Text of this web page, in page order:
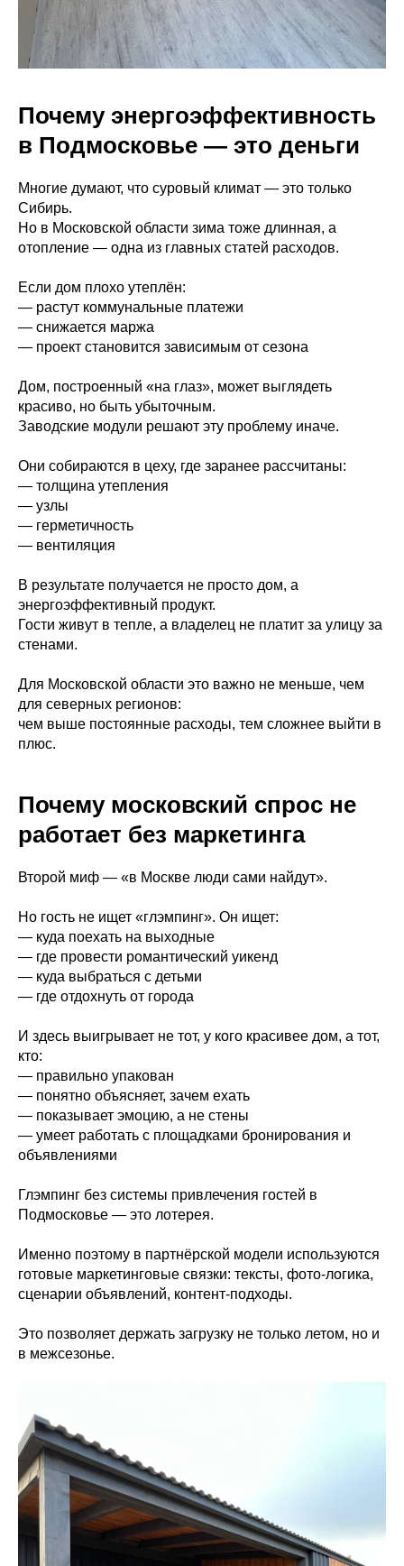
Почему энергоэффективность
в Подмосковье — это деньги
Многие думают, что суровый климат — это только
Сибирь.
Но в Московской области зима тоже длинная, а
отопление — одна из главных статей расходов.
Если дом плохо утеплён:
— растут коммунальные платежи
— снижается маржа
— проект становится зависимым от сезона
Дом, построенный «на глаз», может выглядеть
красиво, но быть убыточным.
Заводские модули решают эту проблему иначе.
Они собираются в цеху, где заранее рассчитаны:
— толщина утепления
— узлы
— герметичность
— вентиляция
В результате получается не просто дом, а
энергоэффективный продукт.
Гости живут в тепле, а владелец не платит за улицу за
стенами.
Для Московской области это важно не меньше, чем
для северных регионов:
чем выше постоянные расходы, тем сложнее выйти в
плюс.
Почему московский спрос не
работает без маркетинга
Второй миф — «в Москве люди сами найдут».
Но гость не ищет «глэмпинг». Он ищет:
— куда поехать на выходные
— где провести романтический уикенд
— куда выбраться с детьми
— где отдохнуть от города
И здесь выигрывает не тот, у кого красивее дом, а тот,
кто:
— правильно упакован
— понятно объясняет, зачем ехать
— показывает эмоцию, а не стены
— умеет работать с площадками бронирования и
объявлениями
Глэмпинг без системы привлечения гостей в
Подмосковье — это лотерея.
Именно поэтому в партнёрской модели используются
готовые маркетинговые связки: тексты, фото-логика,
сценарии объявлений, контент-подходы.
Это позволяет держать загрузку не только летом, но и
в межсезонье.